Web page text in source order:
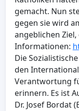
gemacht. Nun
gegen sie wird
angeblichen
Informationen:
Die
den
Verantwortung
erinnern. Es ist
Dr. Josef Bordat